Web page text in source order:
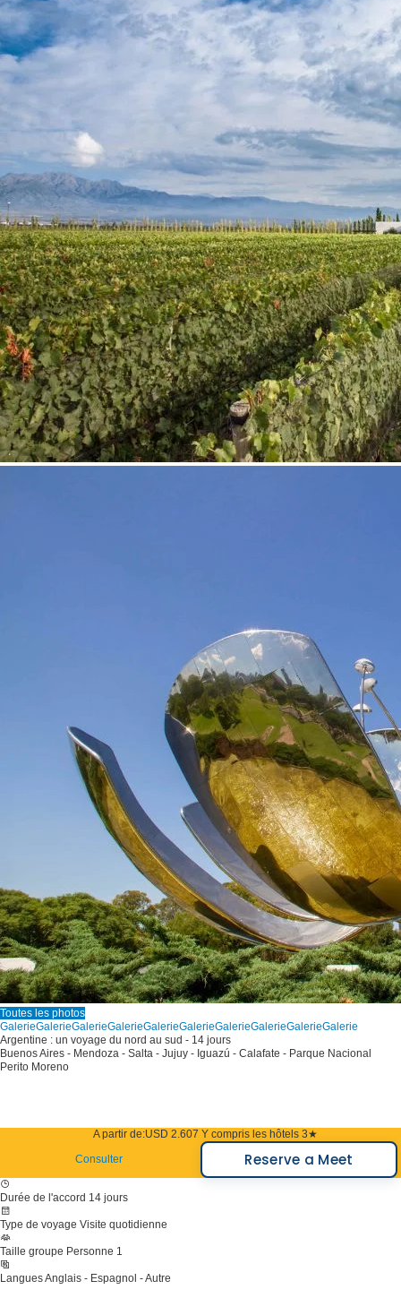
Toutes les photos
GalerieGalerieGalerieGalerieGalerieGalerieGalerieGalerieGalerieGalerie
Argentine : un voyage du nord au sud - 14 jours
Buenos Aires - Mendoza - Salta - Jujuy - Iguazú - Calafate - Parque Nacional
Perito Moreno
A partir de:USD 2.607 Y compris les hôtels 3★
Consulter
Reserve a Meet
Durée de l'accord 14 jours
Type de voyage Visite quotidienne
Taille groupe Personne 1
LanguesAnglais - Espagnol - Autre